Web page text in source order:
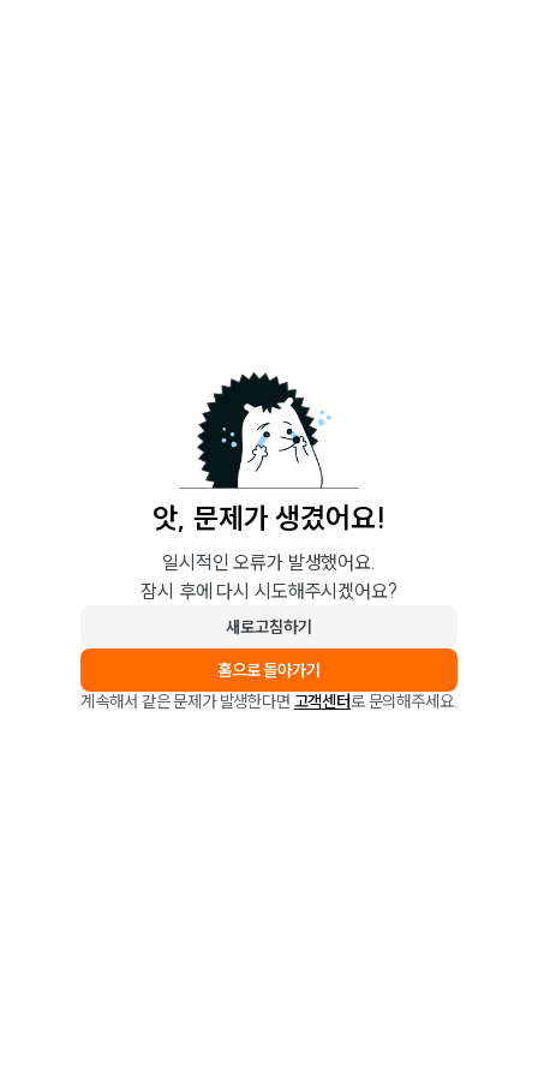
앗, 문제가 생겼어요!
일시적인 오류가 발생했어요.
잠시 후에 다시 시도해주시겠어요?
새로고침하기
홈으로 돌아가기
계속해서 같은 문제가 발생한다면 고객센터로 문의해주세요.